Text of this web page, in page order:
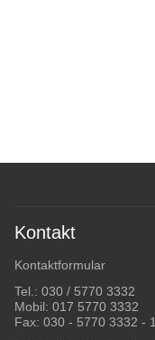
Kontakt
Kontaktformular
Tel.: 030 / 5770 3332
Mobil: 017 5770 3332
Fax: 030 - 5770 3332 - 1